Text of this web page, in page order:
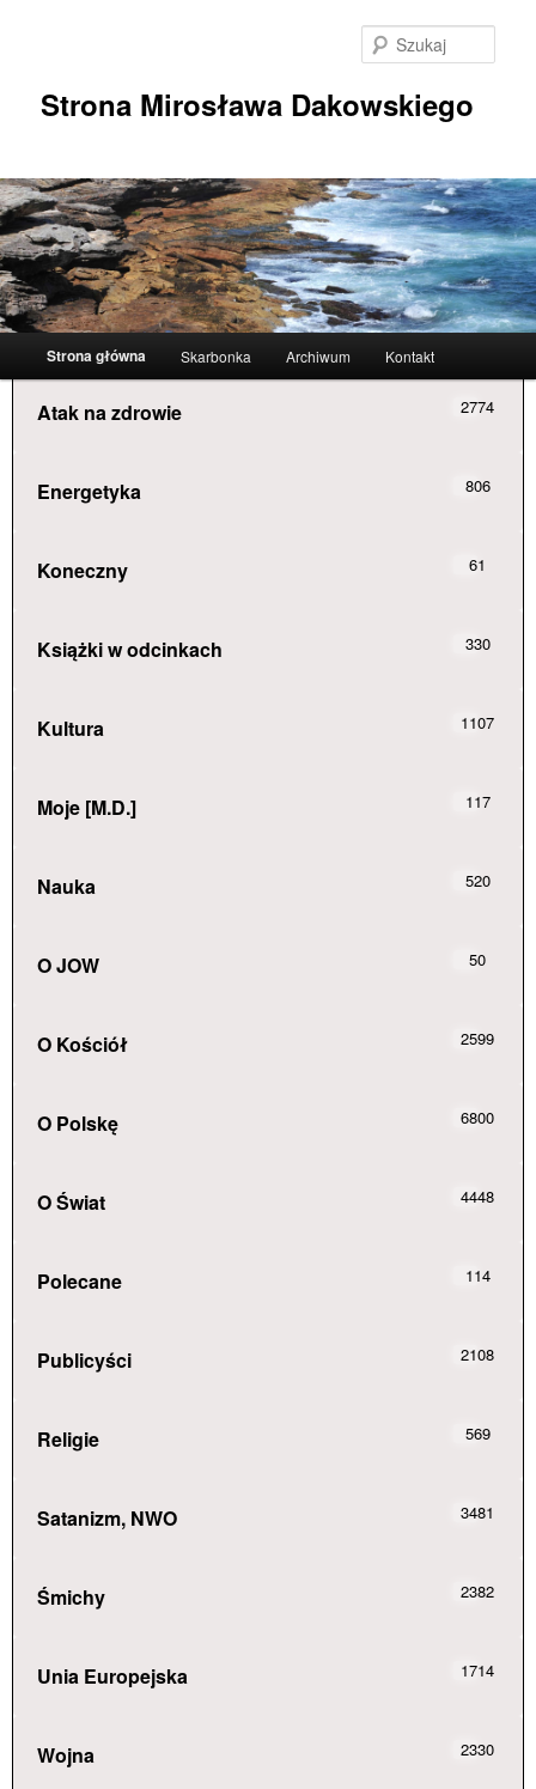
Strona Mirosława Dakowskiego
GłówneStrona główna Skarbonka Archiwum Kontakt
Atak na zdrowie 2774
Energetyka 806
Koneczny 61
Książki w odcinkach 330
Kultura 1107
Moje [M.D.] 117
Nauka 520
O JOW 50
O Kościół 2599
O Polskę 6800
O Świat 4448
Polecane 114
Publicyści 2108
Religie 569
Satanizm, NWO 3481
Śmichy 2382
Unia Europejska 1714
Wojna 2330